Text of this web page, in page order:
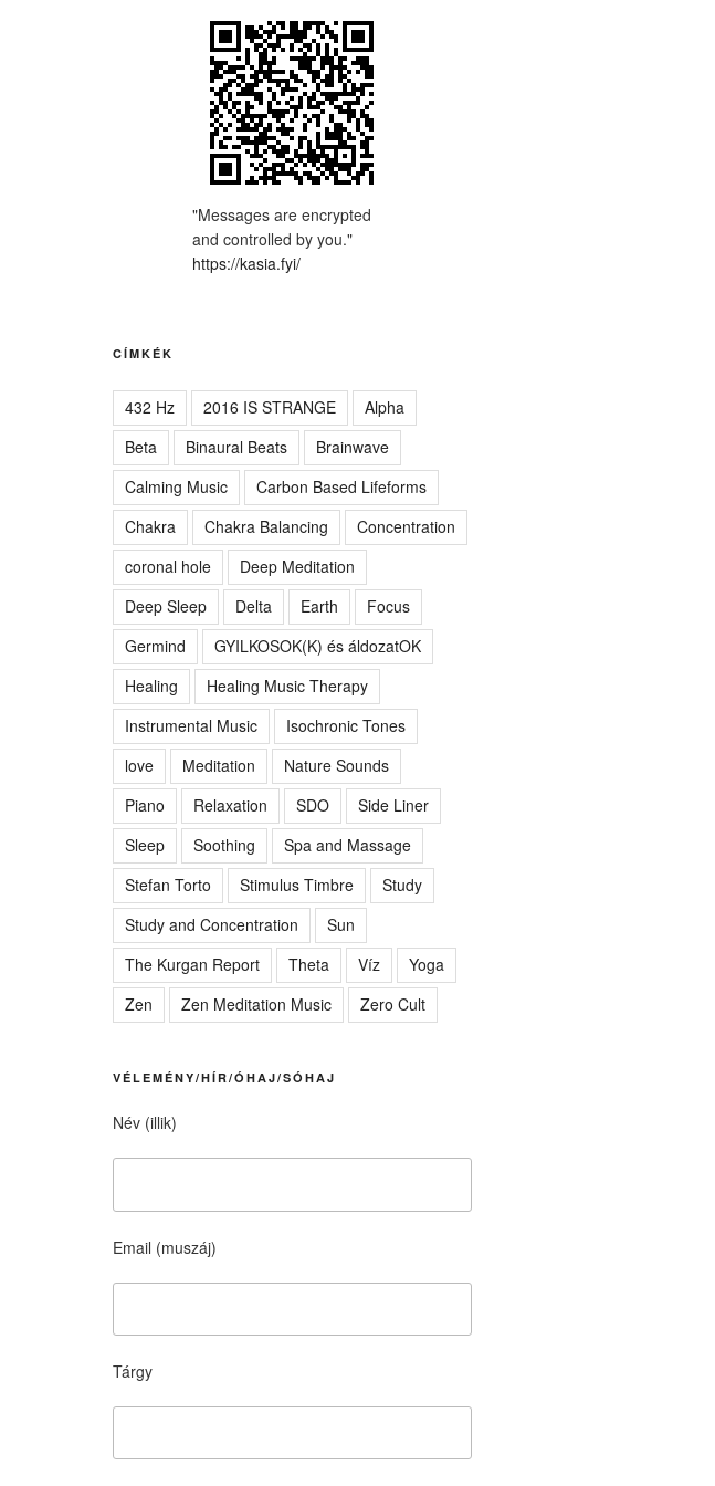
"Messages are encrypted
and controlled by you."
https://kasia.fyi/
CÍMKÉK
432 Hz 2016 IS STRANGE
Alpha
Beta
Binaural Beats
Brainwave
Calming Music
Carbon Based Lifeforms
Chakra
Chakra Balancing
Concentration
coronal hole
Deep Meditation
Deep Sleep
Delta Earth
Focus
Germind
GYILKOSOK(K) és áldozatOK
Healing
Healing Music Therapy
Instrumental Music
Isochronic Tones
love
Meditation
Nature Sounds
Piano
Relaxation SDO
Side Liner
Sleep
Soothing
Spa and Massage
Stefan Torto
Stimulus Timbre
Study
Study and Concentration
Sun
The Kurgan Report
Theta Víz
Yoga
Zen
Zen Meditation Music Zero Cult
VÉLEMÉNY/HÍR/ÓHAJ/SÓHAJ
Név (illik)
Email (muszáj)
Tárgy